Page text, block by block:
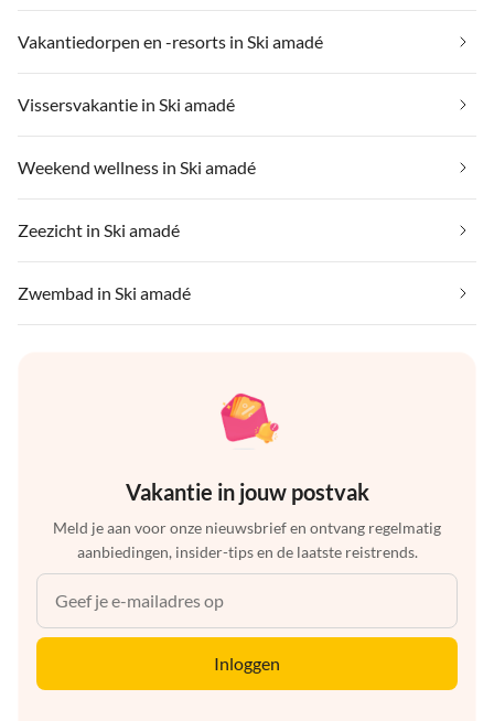
Vakantiedorpen en -resorts in Ski amadé
Vissersvakantie in Ski amadé
Weekend wellness in Ski amadé
Zeezicht in Ski amadé
Zwembad in Ski amadé
Vakantie in jouw postvak
Meld je aan voor onze nieuwsbrief en ontvang regelmatig
aanbiedingen, insider-tips en de laatste reistrends.
Inloggen